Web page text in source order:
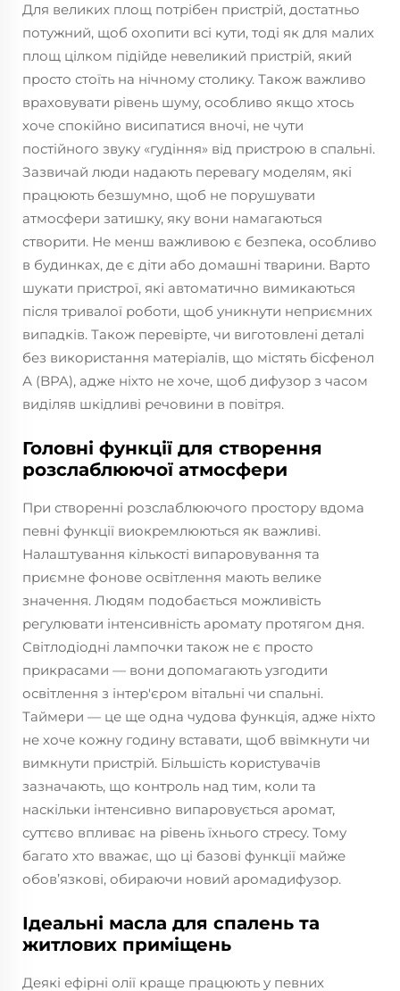
Для великих площ потрібен пристрій, достатньо
потужний, щоб охопити всі кути, тоді як для малих
площ цілком підійде невеликий пристрій, який
просто стоїть на нічному столику. Також важливо
враховувати рівень шуму, особливо якщо хтось
хоче спокійно висипатися вночі, не чути
постійного звуку «гудіння» від пристрою в спальні.
Зазвичай люди надають перевагу моделям, які
працюють безшумно, щоб не порушувати
атмосфери затишку, яку вони намагаються
створити. Не менш важливою є безпека, особливо
в будинках, де є діти або домашні тварини. Варто
шукати пристрої, які автоматично вимикаються
після тривалої роботи, щоб уникнути неприємних
випадків. Також перевірте, чи виготовлені деталі
без використання матеріалів, що містять бісфенол
А (BPA), адже ніхто не хоче, щоб дифузор з часом
виділяв шкідливі речовини в повітря.
Головні функції для створення
розслаблюючої атмосфери
При створенні розслаблюючого простору вдома
певні функції виокремлюються як важливі.
Налаштування кількості випаровування та
приємне фонове освітлення мають велике
значення. Людям подобається можливість
регулювати інтенсивність аромату протягом дня.
Світлодіодні лампочки також не є просто
прикрасами — вони допомагають узгодити
освітлення з інтер'єром вітальні чи спальні.
Таймери — це ще одна чудова функція, адже ніхто
не хоче кожну годину вставати, щоб ввімкнути чи
вимкнути пристрій. Більшість користувачів
зазначають, що контроль над тим, коли та
наскільки інтенсивно випаровується аромат,
суттєво впливає на рівень їхнього стресу. Тому
багато хто вважає, що ці базові функції майже
обов’язкові, обираючи новий аромадифузор.
Ідеальні масла для спалень та
житлових приміщень
Деякі ефірні олії краще працюють у певних